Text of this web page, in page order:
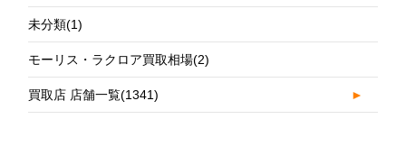
未分類(1)
モーリス・ラクロア買取相場(2)
買取店 店舗一覧(1341) ►